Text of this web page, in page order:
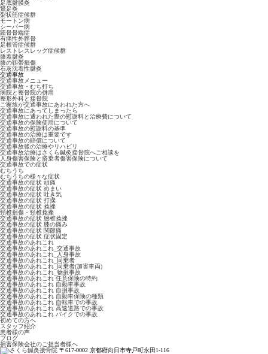
足底腱膜炎
鵞足炎
梨状筋症候群
モートン病
シーバー病
踵骨骨端症
有痛性外脛骨
足根管症候群
レストレスレッグ症候群
膝蓋腱炎
膝の靱帯損傷
石灰沈着性腱炎
交通事故
交通事故メニュー
交通事故・むち打ち
病院と整骨院の併用
整形外科と接骨院
ご家族が交通事故にあわれた方へ
交通事故にあってしまったら
交通事故に遭われた際の慰謝料と治療費について
交通事故の保険使用について
交通事故の慰謝料の基準
交通事故の治療は重要です
交通事故の賠償について
交通事故後の治療やリハビリ
交通事故治療はさくら鍼灸接骨院へご相談を
人身傷害保険と搭乗者傷害保険について
交通事故での症状
むちうち
むちうちの様々な症状
交通事故の症状 頭痛
交通事故の症状 めまい
交通事故の症状 吐き気
交通事故の症状 打撲
交通事故の症状 捻挫
頸椎損傷・頸椎捻挫
交通事故の症状 腰椎捻挫
交通事故の症状 膝の痛み
交通事故の症状 関節痛
交通事故の症状 症状固定
交通事故のあれこれ
交通事故のあれこれ_交通事故
交通事故のあれこれ_人身事故
交通事故のあれこれ_同乗者
交通事故のあれこれ_同乗者(加害車両)
交通事故のあれこれ_物損事故
交通事故のあれこれ 任意保険の特約
交通事故のあれこれ 自動車事故
交通事故のあれこれ 自損事故
交通事故のあれこれ 自動車保険の種類
交通事故のあれこれ 自転車での事故
交通事故のあれこれ 高速道路での事故
交通事故のあれこれ バイクでの事故
初めての方へ
スタッフ紹介
患者様の声
ブログ
損害保険会社のご担当者様へ
〒617-0002 京都府向日市寺戸町永田1-116